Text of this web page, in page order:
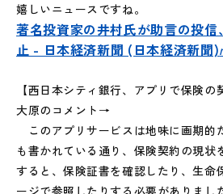
嬉しいニュースですね。
著名投資家の井村氏が助言の投
止 - 日本経済新聞 (日本経済新聞)
【西日本シティ銀行、アプリで保険
大原のコメント→
このアプリサービスは地味に画期的
も書かれている通り、保険契約の現状
すると、保険証書を確認したり、生命
ージで参照したりする必要がありまし